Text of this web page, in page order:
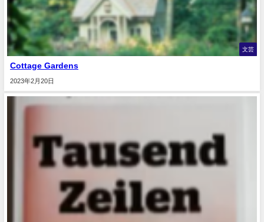
文芸
Cottage Gardens
2023年2月20日